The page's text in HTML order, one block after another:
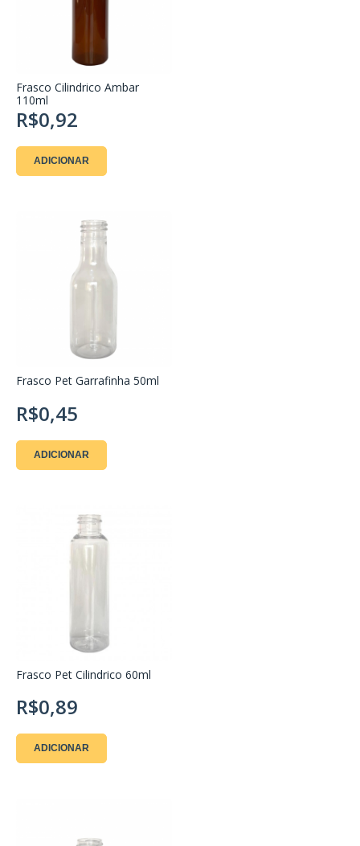
Frasco Cilindrico Ambar
110ml
R$0,92
ADICIONAR
Frasco Pet Garrafinha 50ml
R$0,45
ADICIONAR
Frasco Pet Cilindrico 60ml
R$0,89
ADICIONAR